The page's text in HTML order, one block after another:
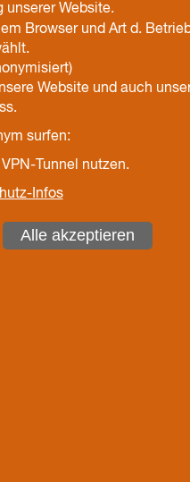
(V.i.S.d.P.)
Datenschutz
des Kirchengesetzes
unserer Website.
Browser und Art d.
Website und auch
surfen:
Tunnel nutzen.
Infos
Alle akzeptieren